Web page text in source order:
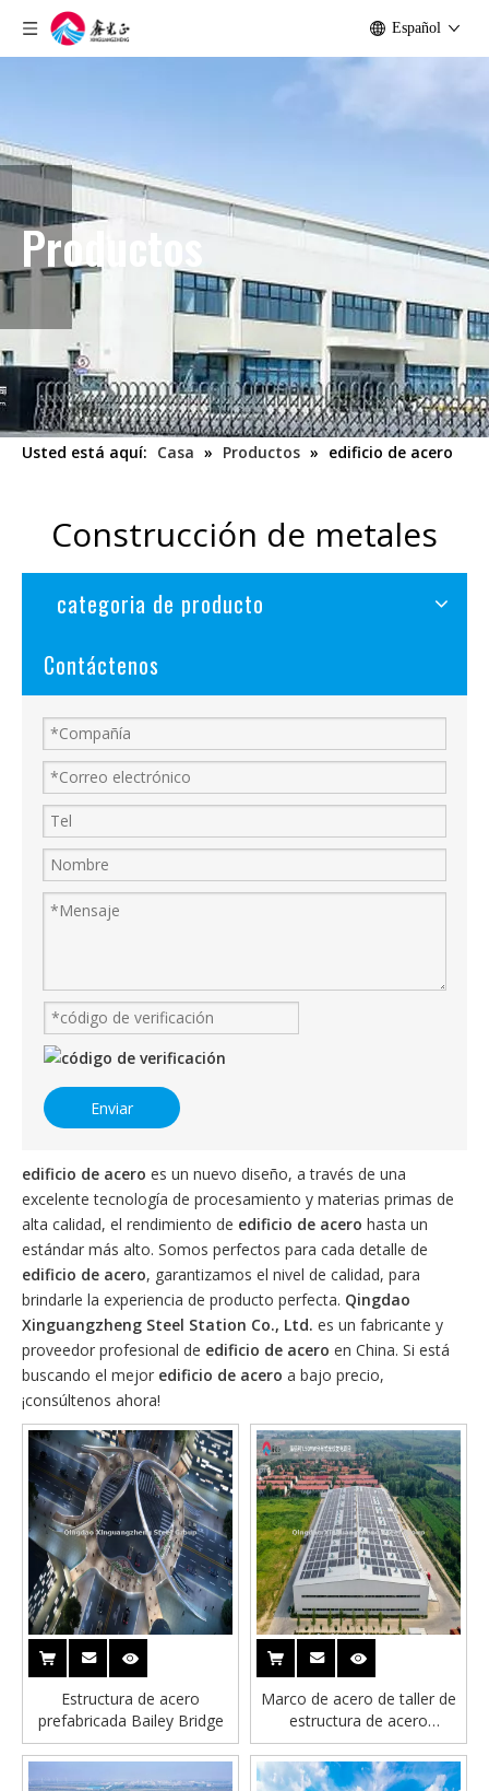
Español
Productos
Usted está aquí: Casa » Productos » edificio de acero
Construcción de metales
categoria de producto
Contáctenos
Enviar
edificio de acero es un nuevo diseño, a través de una
excelente tecnología de procesamiento y materias primas de
alta calidad, el rendimiento de edificio de acero hasta un
estándar más alto. Somos perfectos para cada detalle de
edificio de acero, garantizamos el nivel de calidad, para
brindarle la experiencia de producto perfecta. Qingdao
Xinguangzheng Steel Station Co., Ltd. es un fabricante y
proveedor profesional de edificio de acero en China. Si está
buscando el mejor edificio de acero a bajo precio,
¡consúltenos ahora!
Estructura de acero
prefabricada Bailey Bridge
Marco de acero de taller de
estructura de acero
industrial